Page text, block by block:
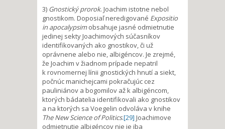
3) Gnostický prorok. Joachim istotne nebol
gnostikom. Doposiaľ neredigované Expositio
in apocalypsimobsahuje jasné odmietnutie
jedinej sekty Joachimových súčasníkov
identifikovaných ako gnostikov, či už
oprávnene alebo nie, albigéncov. Je zrejmé,
že Joachim v žiadnom prípade nepatril
k rovnomernej línii gnostických hnutí a siekt,
počnúc manichejcami pokračujúc cez
pauliniánov a bogomilov až k albigéncom,
ktorých bádatelia identifikovali ako gnostikov
a na ktorých sa Voegelin odvoláva v knihe
The New Science of Politics.[29] Joachimove
odmietnutie albigéncov nie je iba